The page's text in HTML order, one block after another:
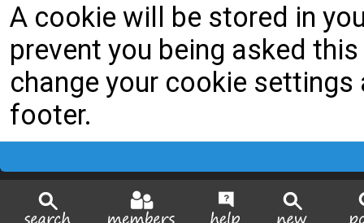
A cookie will be stored in
prevent you being asked
change your cookie
footer.